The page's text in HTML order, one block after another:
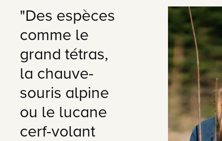
"Des espèces
comme le
grand tétras,
la chauve-
souris alpine
ou le lucane
cerf-volant